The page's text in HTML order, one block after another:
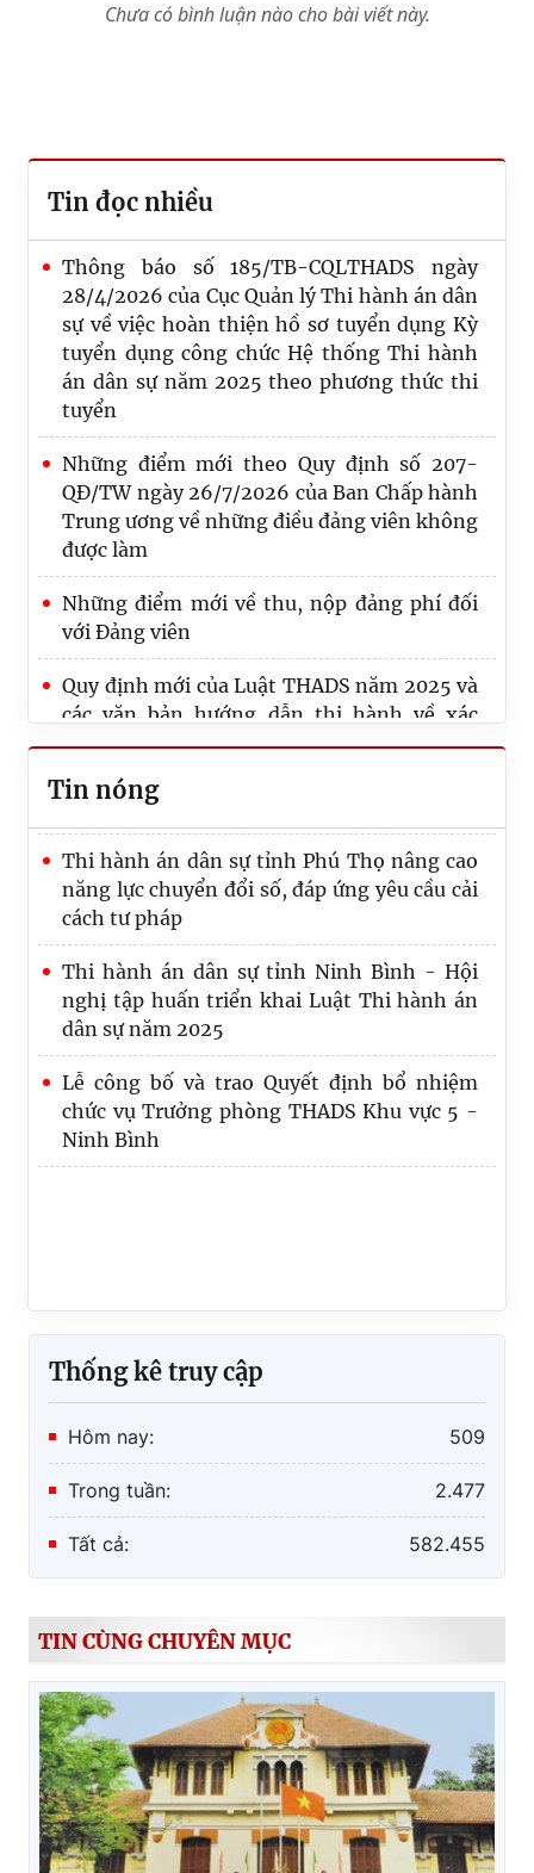
Chưa có bình luận nào cho bài viết này.
Tin đọc nhiều
Thông báo số 185/TB-CQLTHADS ngày
28/4/2026 của Cục Quản lý Thi hành án dân
sự về việc hoàn thiện hồ sơ tuyển dụng Kỳ
tuyển dụng công chức Hệ thống Thi hành
án dân sự năm 2025 theo phương thức thi
tuyển
Những điểm mới theo Quy định số 207-
QĐ/TW ngày 26/7/2026 của Ban Chấp hành
Trung ương về những điều đảng viên không
được làm
Những điểm mới về thu, nộp đảng phí đối
với Đảng viên
Quy định mới của Luật THADS năm 2025 và
các văn bản hướng dẫn thi hành về xác
minh điều kiện thi hành án, thông báo thi
hành án
Quy định số 20-QĐ/TW về thi hành Điều lệ
Đảng: Một số vấn đề cần lưu ý về phân cấp
trong tổ chức thực hiện
Lãnh đạo Cục Quản lý Thi hành án dân sự và
Trưởng, Phó Ban
Tin nóng
Thi hành án dân sự Thành phố Hồ Chí Minh
thi hành xong hơn 50 nghìn tỷ đồng sau 07
tháng năm công tác 2026
Quản lý Thi hành án dân sự, Bộ Tư pháp
Thi hành án dân sự tỉnh Phú Thọ nâng cao
năng lực chuyển đổi số, đáp ứng yêu cầu cải
cách tư pháp
Thi hành án dân sự tỉnh Ninh Bình - Hội
nghị tập huấn triển khai Luật Thi hành án
dân sự năm 2025
Lễ công bố và trao Quyết định bổ nhiệm
chức vụ Trưởng phòng THADS Khu vực 5 -
Ninh Bình
Thống kê truy cập
Hôm nay: 509
Trong tuần: 2.477
Tất cả: 582.455
TIN CÙNG CHUYÊN MỤC